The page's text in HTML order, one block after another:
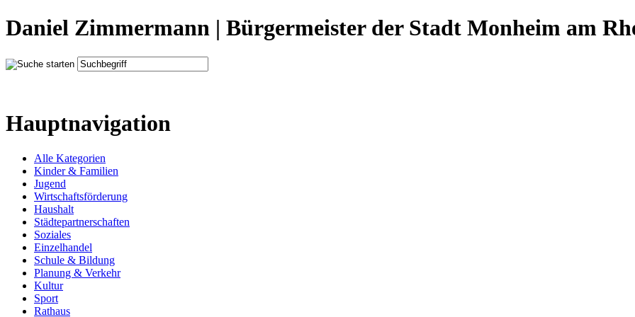
Daniel Zimmermann | Bürgermeister der Stadt Monheim am
Hauptnavigation
Alle Kategorien
Kinder & Familien
Jugend
Wirtschaftsförderung
Haushalt
Städtepartnerschaften
Soziales
Einzelhandel
Schule & Bildung
Planung & Verkehr
Kultur
Sport
Rathaus